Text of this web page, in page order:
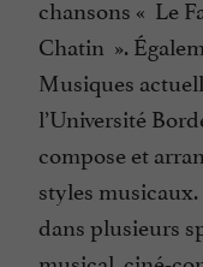
chansons « Le
Chatin ».
Musiques
l’Université
compose et
styles
dans plusieurs